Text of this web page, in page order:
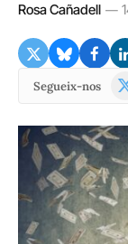
Rosa Cañadell
Segueix-nos
X